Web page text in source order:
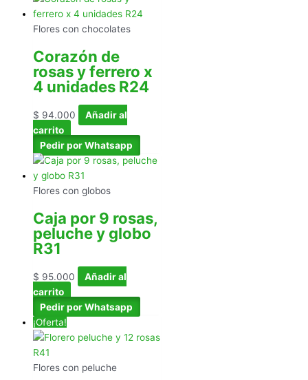
Flores con chocolates
Corazón de
rosas y ferrero x
4 unidades R24
$ 94.000
Añadir al
carrito
Pedir por Whatsapp
Flores con globos
Caja por 9 rosas,
peluche y globo
R31
$ 95.000
Añadir al
carrito
Pedir por Whatsapp
¡Oferta!
Flores con peluche